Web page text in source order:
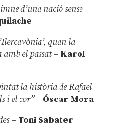
d’una nació sense
quan la
amb el passat– Karol
la història de Rafael
i el cor” –Óscar Mora
– Toni Sabater